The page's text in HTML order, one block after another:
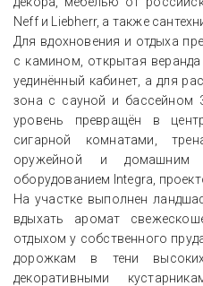
Neff и Liebherr, а также
Для вдохновения и отдыха
с камином, открытая
уединённый кабинет, а для
зона с сауной и бассейном
уровень превращён в
сигарной комнатами,
оружейной и домашним
оборудованием Integra,
На участке выполнен
вдыхать аромат
отдыхом у собственного
дорожкам в тени
декоративными